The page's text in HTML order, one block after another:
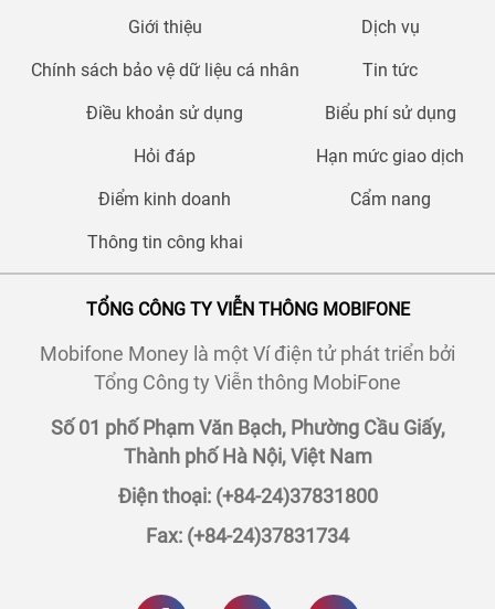
TỔNG CÔNG TY VIỄN THÔNG MOBIFONE
Mobifone Money là một Ví điện tử phát triển bởi
Tổng Công ty Viễn thông MobiFone
Số 01 phố Phạm Văn Bạch, Phường Cầu Giấy,
Thành phố Hà Nội, Việt Nam
Điện thoại: (+84-24)37831800
Fax: (+84-24)37831734
Giới thiệu Dịch vụ
Chính sách bảo vệ dữ liệu cá nhân Tin tức
Điều khoản sử dụng Biểu phí sử dụng
Hỏi đáp Hạn mức giao dịch
Điểm kinh doanh Cẩm nang
Thông tin công khai